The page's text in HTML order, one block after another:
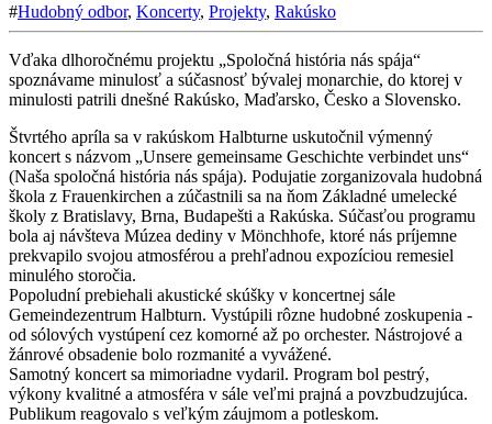
#Hudobný odbor, Koncerty, Projekty, Rakúsko
Vďaka dlhoročnému projektu „Spoločná história nás spája“
spoznávame minulosť a súčasnosť bývalej monarchie, do ktorej v
minulosti patrili dnešné Rakúsko, Maďarsko, Česko a Slovensko.
Štvrtého apríla sa v rakúskom Halbturne uskutočnil výmenný
koncert s názvom „Unsere gemeinsame Geschichte verbindet uns“
(Naša spoločná história nás spája). Podujatie zorganizovala hudobná
škola z Frauenkirchen a zúčastnili sa na ňom Základné umelecké
školy z Bratislavy, Brna, Budapešti a Rakúska. Súčasťou programu
bola aj návšteva Múzea dediny v Mönchhofe, ktoré nás príjemne
prekvapilo svojou atmosférou a prehľadnou expozíciou remesiel
minulého storočia.
Popoludní prebiehali akustické skúšky v koncertnej sále
Gemeindezentrum Halbturn. Vystúpili rôzne hudobné zoskupenia -
od sólových vystúpení cez komorné až po orchester. Nástrojové a
žánrové obsadenie bolo rozmanité a vyvážené.
Samotný koncert sa mimoriadne vydaril. Program bol pestrý,
výkony kvalitné a atmosféra v sále veľmi prajná a povzbudzujúca.
Publikum reagovalo s veľkým záujmom a potleskom.